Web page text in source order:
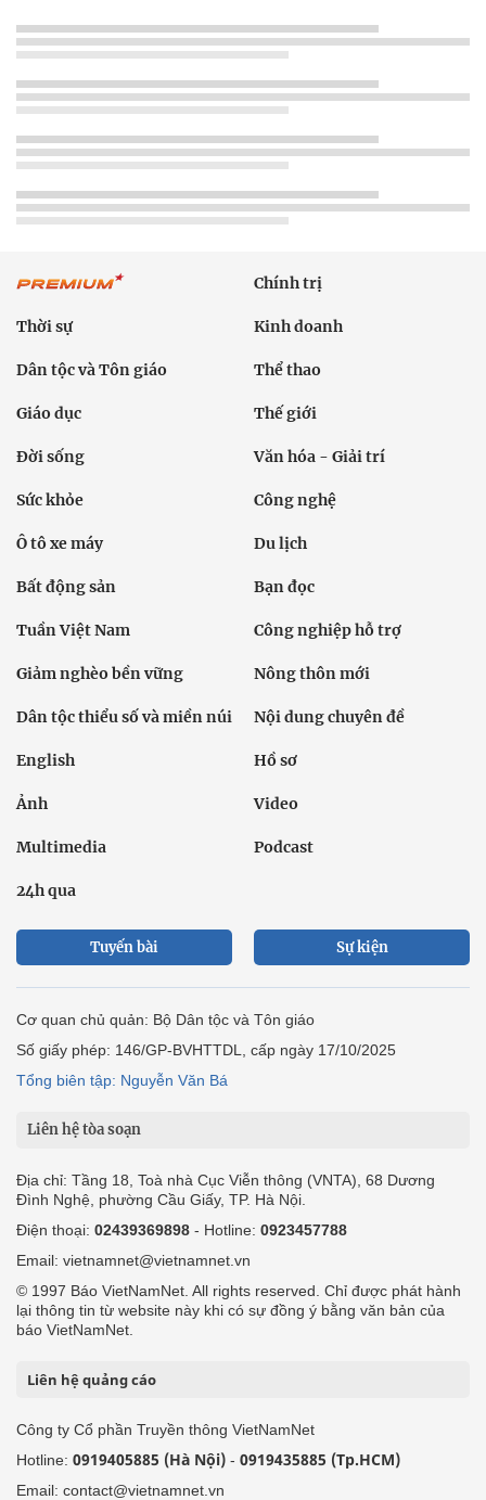
Chính trị
Thời sự Kinh doanh
Dân tộc và Tôn giáo Thể thao
Giáo dục Thế giới
Đời sống Văn hóa - Giải trí
Sức khỏe Công nghệ
Ô tô xe máy Du lịch
Bất động sản Bạn đọc
Tuần Việt Nam Công nghiệp hỗ trợ
Giảm nghèo bền vững Nông thôn mới
Dân tộc thiểu số và miền núi Nội dung chuyên đề
English Hồ sơ
Ảnh Video
Multimedia Podcast
24h qua
Tuyến bài Sự kiện
Cơ quan chủ quản: Bộ Dân tộc và Tôn giáo
Số giấy phép: 146/GP-BVHTTDL, cấp ngày 17/10/2025
Tổng biên tập: Nguyễn Văn Bá
Liên hệ tòa soạn
Địa chỉ: Tầng 18, Toà nhà Cục Viễn thông (VNTA), 68 Dương
Đình Nghệ, phường Cầu Giấy, TP. Hà Nội.
Điện thoại: 02439369898 - Hotline: 0923457788
Email: vietnamnet@vietnamnet.vn
© 1997 Báo VietNamNet. All rights reserved. Chỉ được phát hành
lại thông tin từ website này khi có sự đồng ý bằng văn bản của
báo VietNamNet.
Liên hệ quảng cáo
Công ty Cổ phần Truyền thông VietNamNet
Hotline: 0919405885 (Hà Nội) - 0919435885 (Tp.HCM)
Email: contact@vietnamnet.vn